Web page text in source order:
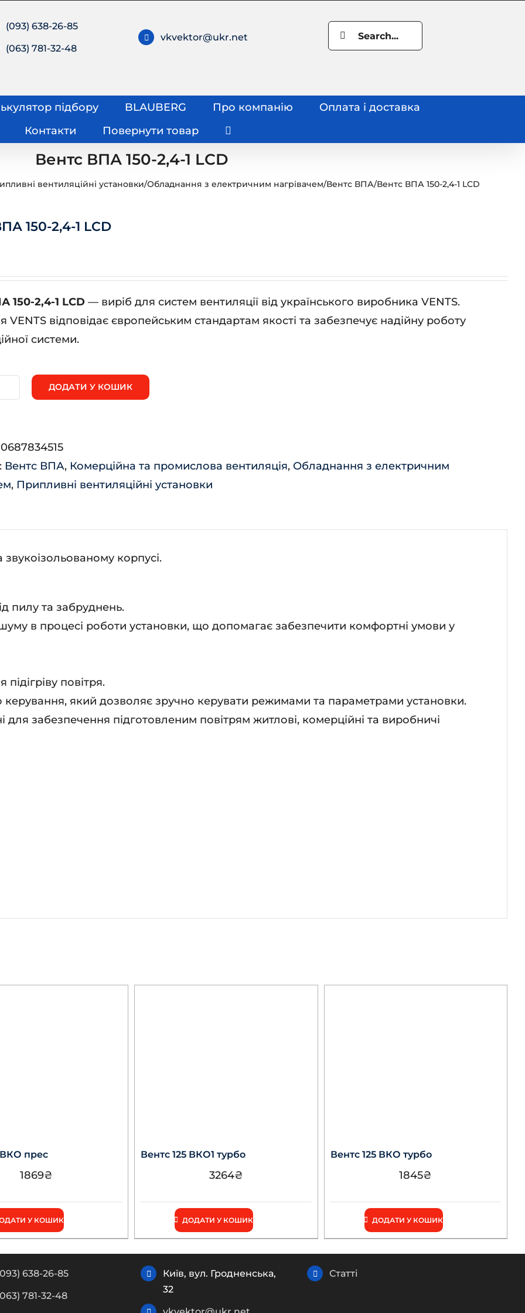
(093) 638-26-85
(063) 781-32-48
vkvektor@ukr.net
Search
for:
підбору BLAUBERG Про компанію
Оплата і доставка
Контакти
Повернути товар
Вентс ВПА 150-2,4-1 LCD
вентиляційні установки/Обладнання з електричним нагрівачем/Вентс ВПА/Вентс ВПА 150-2,4-1 LCD
150-2,4-1 LCD
150-2,4-1 LCD — виріб для систем вентиляції від українського виробника VENTS.
VENTS відповідає європейським стандартам якості та забезпечує надійну роботу
системи.
ДОДАТИ У КОШИК
0687834515
Вентс ВПА, Комерційна та промислова вентиляція, Обладнання з електричним
, Припливні вентиляційні установки
корпусі.
пилу та забруднень.
в процесі роботи установки, що допомагає забезпечити комфортні умови у
повітря.
керування, який дозволяє зручно керувати режимами та параметрами установки.
забезпечення підготовленим повітрям житлові, комерційні та виробничі
ВКО прес
1869₴
У КОШИК
Вентс 125 ВКО1 турбо
3264₴
ДОДАТИ У КОШИК
Вентс 125 ВКО турбо
1845₴
ДОДАТИ У КОШИК
638-26-85
781-32-48
Київ, вул. Гродненська,
32
Статті